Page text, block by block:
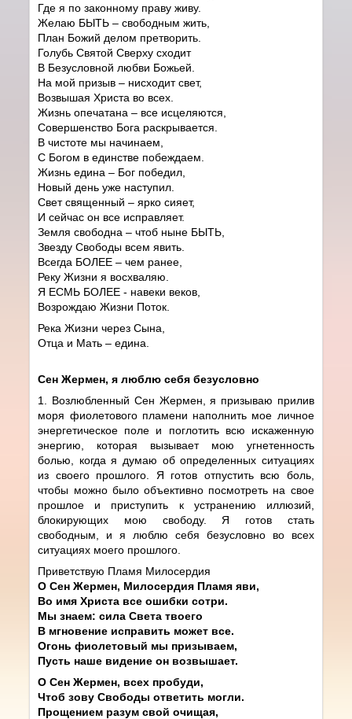
Где я по законному праву живу.
Желаю БЫТЬ – свободным жить,
План Божий делом претворить.
Голубь Святой Сверху сходит
В Безусловной любви Божьей.
На мой призыв – нисходит свет,
Возвышая Христа во всех.
Жизнь опечатана – все исцеляются,
Совершенство Бога раскрывается.
В чистоте мы начинаем,
С Богом в единстве побеждаем.
Жизнь едина – Бог победил,
Новый день уже наступил.
Свет священный – ярко сияет,
И сейчас он все исправляет.
Земля свободна – чтоб ныне БЫТЬ,
Звезду Свободы всем явить.
Всегда БОЛЕЕ – чем ранее,
Реку Жизни я восхваляю.
Я ЕСМЬ БОЛЕЕ - навеки веков,
Возрождаю Жизни Поток.
Река Жизни через Сына,
Отца и Мать – едина.
Сен Жермен, я люблю себя безусловно
1. Возлюбленный Сен Жермен, я призываю прилив
моря фиолетового пламени наполнить мое личное
энергетическое поле и поглотить всю искаженную
энергию, которая вызывает мою угнетенность
болью, когда я думаю об определенных ситуациях
из своего прошлого. Я готов отпустить всю боль,
чтобы можно было объективно посмотреть на свое
прошлое и приступить к устранению иллюзий,
блокирующих мою свободу. Я готов стать
свободным, и я люблю себя безусловно во всех
ситуациях моего прошлого.
Приветствую Пламя Милосердия
О Сен Жермен, Милосердия Пламя яви,
Во имя Христа все ошибки сотри.
Мы знаем: сила Света твоего
В мгновение исправить может все.
Огонь фиолетовый мы призываем,
Пусть наше видение он возвышает.
О Сен Жермен, всех пробуди,
Чтоб зову Свободы ответить могли.
Прощением разум свой очищая,